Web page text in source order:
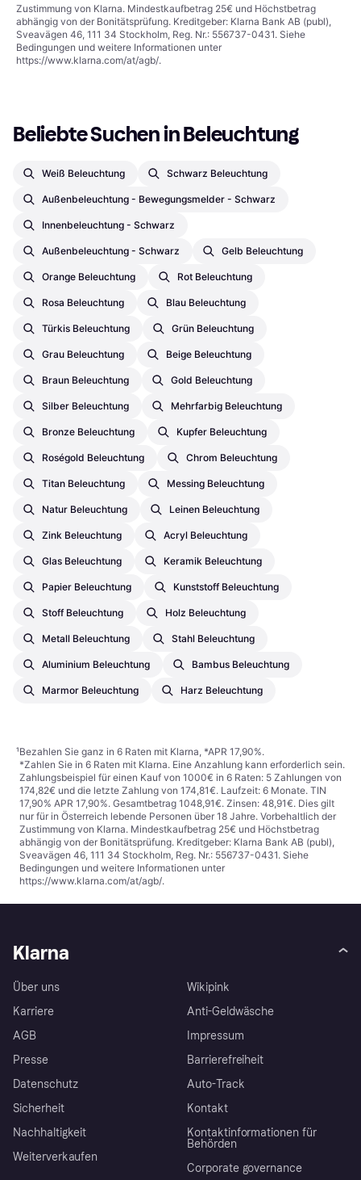
Zustimmung von Klarna. Mindestkaufbetrag 25€ und Höchstbetrag
abhängig von der Bonitätsprüfung. Kreditgeber: Klarna Bank AB (publ),
Sveavägen 46, 111 34 Stockholm, Reg. Nr.: 556737-0431. Siehe
Bedingungen und weitere Informationen unter
https://www.klarna.com/at/agb/.
Beliebte Suchen in Beleuchtung
Weiß Beleuchtung Schwarz Beleuchtung
Außenbeleuchtung - Bewegungsmelder - Schwarz
Innenbeleuchtung - Schwarz
Außenbeleuchtung - Schwarz Gelb Beleuchtung
Orange Beleuchtung Rot Beleuchtung
Rosa Beleuchtung Blau Beleuchtung
Türkis Beleuchtung Grün Beleuchtung
Grau Beleuchtung Beige Beleuchtung
Braun Beleuchtung Gold Beleuchtung
Silber Beleuchtung Mehrfarbig Beleuchtung
Bronze Beleuchtung Kupfer Beleuchtung
Roségold Beleuchtung Chrom Beleuchtung
Titan Beleuchtung Messing Beleuchtung
Natur Beleuchtung Leinen Beleuchtung
Zink Beleuchtung Acryl Beleuchtung
Glas Beleuchtung Keramik Beleuchtung
Papier Beleuchtung Kunststoff Beleuchtung
Stoff Beleuchtung Holz Beleuchtung
Metall Beleuchtung Stahl Beleuchtung
Aluminium Beleuchtung Bambus Beleuchtung
Marmor Beleuchtung Harz Beleuchtung
¹Bezahlen Sie ganz in 6 Raten mit Klarna, *APR 17,90%.
*Zahlen Sie in 6 Raten mit Klarna. Eine Anzahlung kann erforderlich sein.
Zahlungsbeispiel für einen Kauf von 1000€ in 6 Raten: 5 Zahlungen von
174,82€ und die letzte Zahlung von 174,81€. Laufzeit: 6 Monate. TIN
17,90% APR 17,90%. Gesamtbetrag 1048,91€. Zinsen: 48,91€. Dies gilt
nur für in Österreich lebende Personen über 18 Jahre. Vorbehaltlich der
Zustimmung von Klarna. Mindestkaufbetrag 25€ und Höchstbetrag
abhängig von der Bonitätsprüfung. Kreditgeber: Klarna Bank AB (publ),
Sveavägen 46, 111 34 Stockholm, Reg. Nr.: 556737-0431. Siehe
Bedingungen und weitere Informationen unter
https://www.klarna.com/at/agb/.
Klarna
Über uns
Karriere
AGB
Presse
Datenschutz
Sicherheit
Nachhaltigkeit
Weiterverkaufen
Wikipink
Anti-Geldwäsche
Impressum
Barrierefreiheit
Auto-Track
Kontakt
Kontaktinformationen für
Behörden
Corporate governance